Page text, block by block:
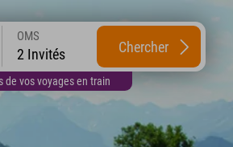
de vos voyages en train
OMS
2 Invités Chercher